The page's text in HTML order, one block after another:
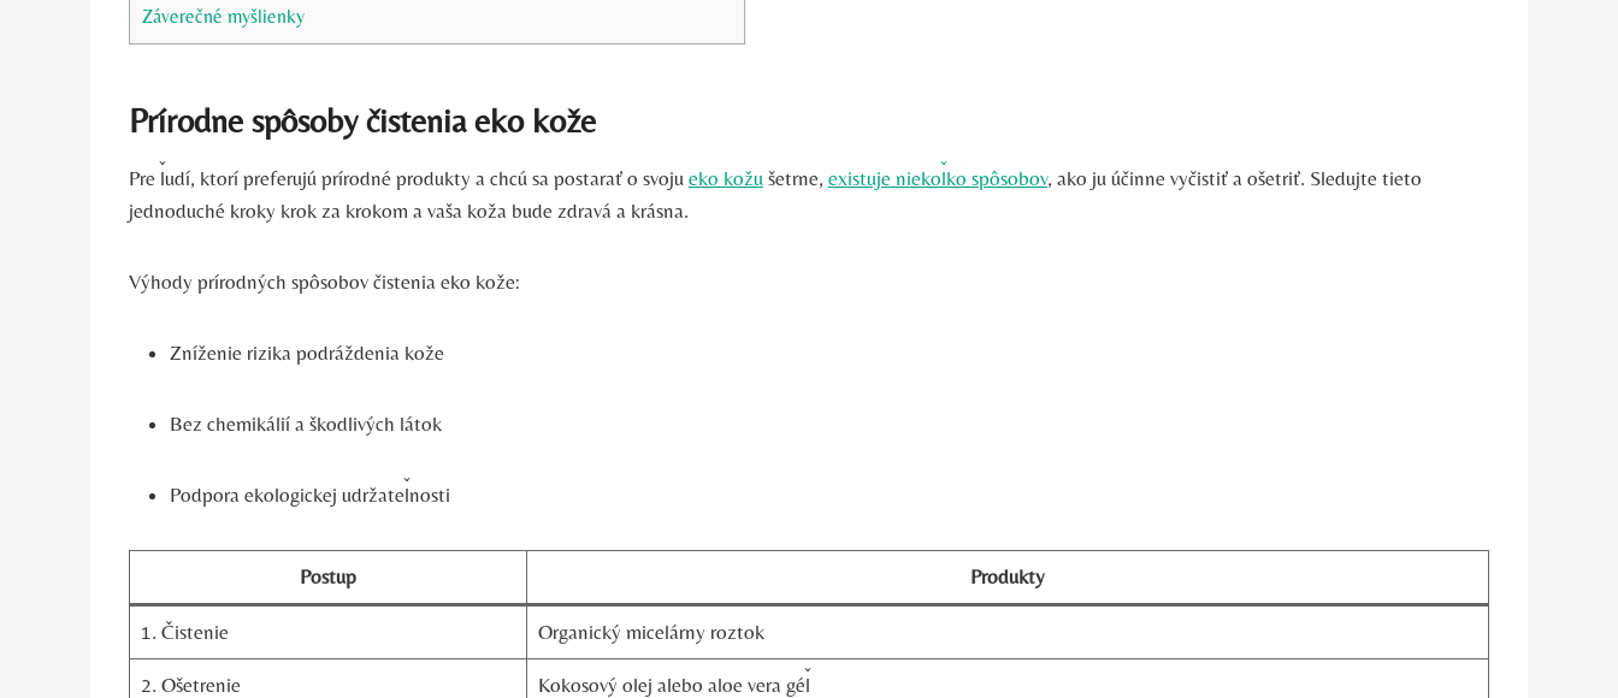
Záverečné myšlienky
Prírodne spôsoby čistenia eko kože
Pre ľudí, ktorí preferujú prírodné produkty a chcú sa postarať o svoju eko kožu šetrne, existuje niekoľko spôsobov, ako ju účinne vyčistiť a ošetriť. Sledujte tieto
jednoduché kroky krok za krokom a vaša koža bude zdravá a krásna.
Výhody prírodných spôsobov čistenia eko kože:
Zníženie rizika podráždenia kože
Bez chemikálií a škodlivých látok
Podpora ekologickej udržateľnosti
Postup Produkty
1. Čistenie Organický micelárny roztok
2. Ošetrenie Kokosový olej alebo aloe vera géľ